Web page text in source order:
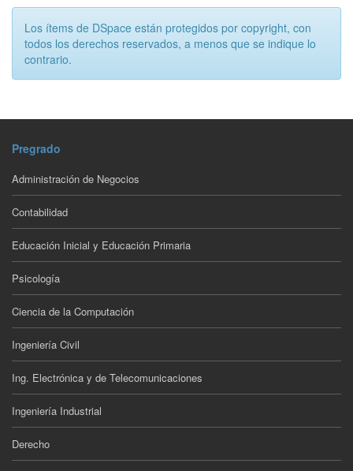
Los ítems de DSpace están protegidos por copyright, con
todos los derechos reservados, a menos que se indique lo
contrario.
Pregrado
Administración de Negocios
Contabilidad
Educación Inicial y Educación Primaria
Psicología
Ciencia de la Computación
Ingeniería Civil
Ing. Electrónica y de Telecomunicaciones
Ingeniería Industrial
Derecho